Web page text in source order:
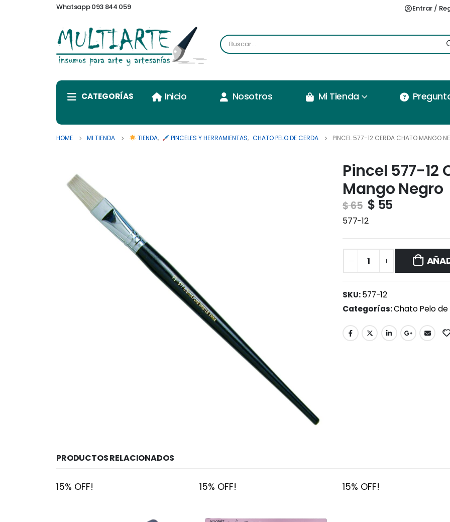
Whatsapp 093 844 059 Entrar /
CATEGORÍAS Inicio Nosotros Mi Tienda
HOME MI TIENDA TIENDA, PINCELES Y HERRAMIENTAS, CHATO PELO DE CERDA PINCEL 577-12 CERDA CHATO MANGO
Pincel 577-12
Mango Negro
$65 $ 55
577-12
SKU:577-12
Categorías:Chato Pelo
PRODUCTOS RELACIONADOS
15% OFF! 15% OFF! 15% OFF!